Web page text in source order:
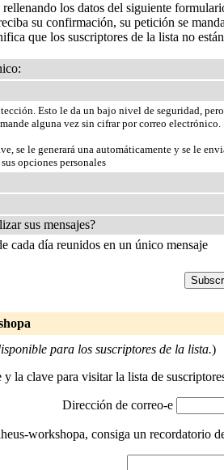
los datos del siguiente
su confirmación, su petición se
que los suscriptores de la lista no
Esto le da un bajo nivel de seguridad,
alguna vez sin cifrar por correo electrónico.
se le generará una automáticamente y se le
opciones personales
sus mensajes?
cada día reunidos en un único mensaje
para los suscriptores de la lista.)
la clave para visitar la lista de
Dirección de correo-e
workshopa, consiga un recordatorio